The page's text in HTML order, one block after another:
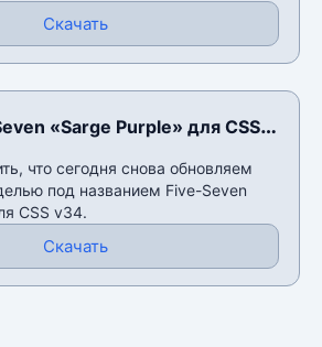
Скачать
«Sarge Purple» для CSS
что сегодня снова обновляем
под названием Five-Seven
CSS v34.
Скачать